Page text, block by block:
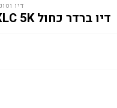
דיו
דיו ברדר כחול BROTHER LC427XLC 5K